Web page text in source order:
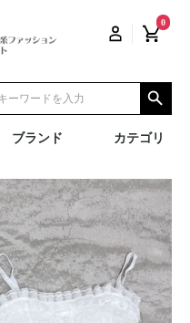
0
ブランド カテゴリ